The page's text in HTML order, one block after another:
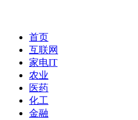
首页
互联网
家电IT
农业
医药
化工
金融